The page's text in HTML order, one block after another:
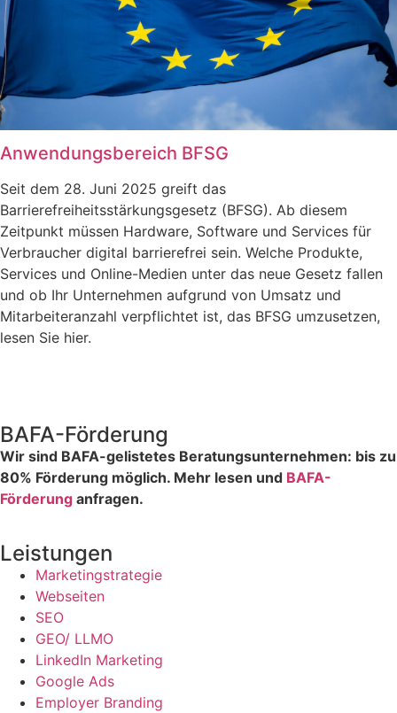
Anwendungsbereich BFSG
Seit dem 28. Juni 2025 greift das
Barrierefreiheitsstärkungsgesetz (BFSG). Ab diesem
Zeitpunkt müssen Hardware, Software und Services für
Verbraucher digital barrierefrei sein. Welche Produkte,
Services und Online-Medien unter das neue Gesetz fallen
und ob Ihr Unternehmen aufgrund von Umsatz und
Mitarbeiteranzahl verpflichtet ist, das BFSG umzusetzen,
lesen Sie hier.
BAFA-Förderung
Wir sind BAFA-gelistetes Beratungsunternehmen: bis zu
80% Förderung möglich. Mehr lesen und BAFA-
Förderung anfragen.
Leistungen
Marketingstrategie
Webseiten
SEO
GEO/ LLMO
LinkedIn Marketing
Google Ads
Employer Branding